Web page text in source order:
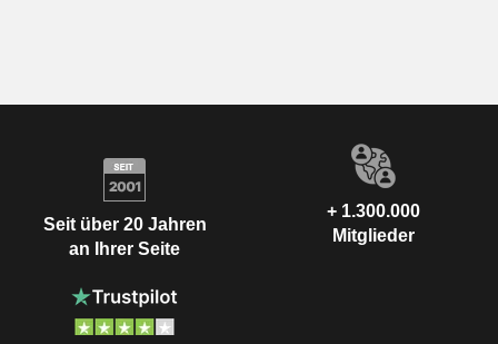
Seit über 20 Jahren
an Ihrer Seite
+ 1.300.000
Mitglieder